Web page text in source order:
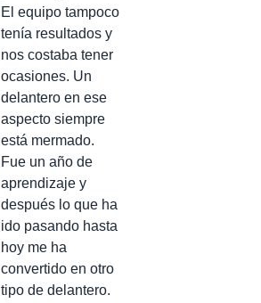
El equipo tampoco
tenía resultados y
nos costaba tener
ocasiones. Un
delantero en ese
aspecto siempre
está mermado.
Fue un año de
aprendizaje y
después lo que ha
ido pasando hasta
hoy me ha
convertido en otro
tipo de delantero.